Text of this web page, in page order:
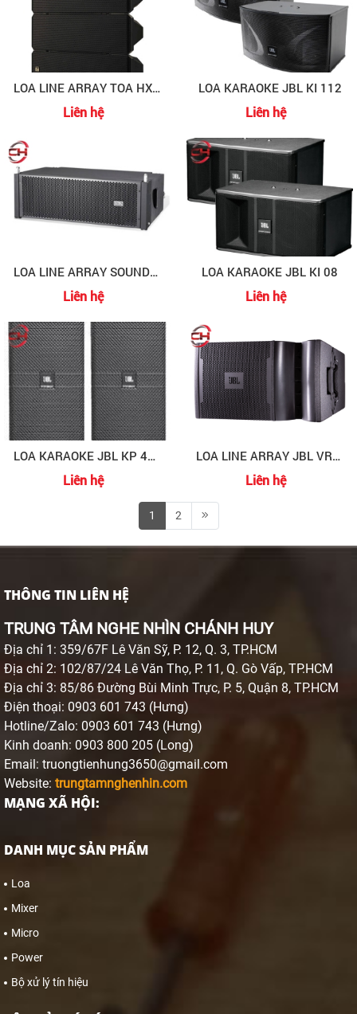
LOA LINE ARRAY TOA HX-7B
Liên hệ
LOA KARAOKE JBL KI 112
Liên hệ
LOA LINE ARRAY SOUNDKING G210SA
Liên hệ
LOA KARAOKE JBL KI 08
Liên hệ
LOA KARAOKE JBL KP 4015
Liên hệ
LOA LINE ARRAY JBL VRX-932LA-1
Liên hệ
1 2
THÔNG TIN LIÊN HỆ
TRUNG TÂM NGHE NHÌN CHÁNH HUY
Địa chỉ 1: 359/67F Lê Văn Sỹ, P. 12, Q. 3, TP.HCM
Địa chỉ 2: 102/87/24 Lê Văn Thọ, P. 11, Q. Gò Vấp, TP.HCM
Địa chỉ 3: 85/86 Đường Bùi Minh Trực, P. 5, Quận 8, TP.HCM
Điện thoại: 0903 601 743 (Hưng)
Hotline/Zalo: 0903 601 743 (Hưng)
Kinh doanh: 0903 800 205 (Long)
Email: truongtienhung3650@gmail.com
Website: trungtamnghenhin.com
MẠNG XÃ HỘI:
DANH MỤC SẢN PHẨM
Loa
Mixer
Micro
Power
Bộ xử lý tín hiệu